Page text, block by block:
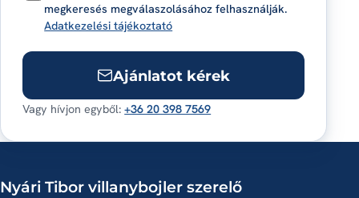
megkeresés megválaszolásához felhasználják.
Adatkezelési tájékoztató
Ajánlatot kérek
Vagy hívjon egyből:+36 20 398 7569
Nyári Tibor villanybojler szerelő